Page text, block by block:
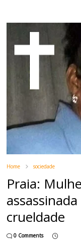
Home sociedade
Praia:
crueldade
0 Comments